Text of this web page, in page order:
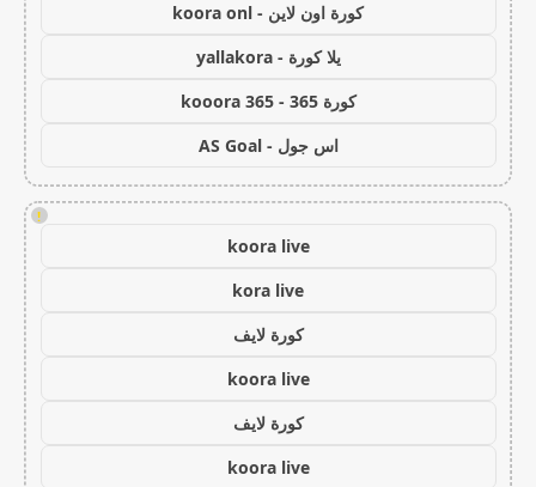
كورة اون لاين - koora onl
يلا كورة - yallakora
كورة 365 - kooora 365
اس جول - AS Goal
!
koora live
kora live
كورة لايف
koora live
كورة لايف
koora live